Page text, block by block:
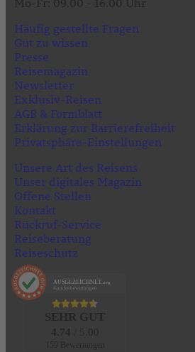
Häufig gestellte Fragen
Gut zu wissen
Presse
Reisemagazin
Newsletter
Exklusiv-Reisen
AGB & Formblatt
Erklärung zur Barrierefreiheit
Privatsphäre-Einstellungen
Unsere Art des Reisens
Unser digitales Magazin
Offene Stellen
Kontakt
Rückruf-Service
Reiseberatung
Reiseschutz
AUSGEZEICHNET .org
Kundenbewertungen